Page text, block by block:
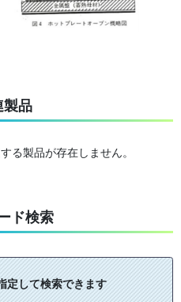
製品
る製品が存在しません。
ド検索
定して検索できます